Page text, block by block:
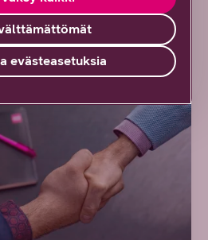
työstä
evästeasetuksia